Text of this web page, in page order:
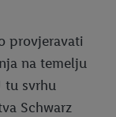
provjeravati
na temelju
tu svrhu
Schwarz